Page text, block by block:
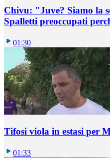
Chivu: "Juve? Siamo la
Spalletti preoccupati
01:30
Tifosi viola in estasi per
01:33